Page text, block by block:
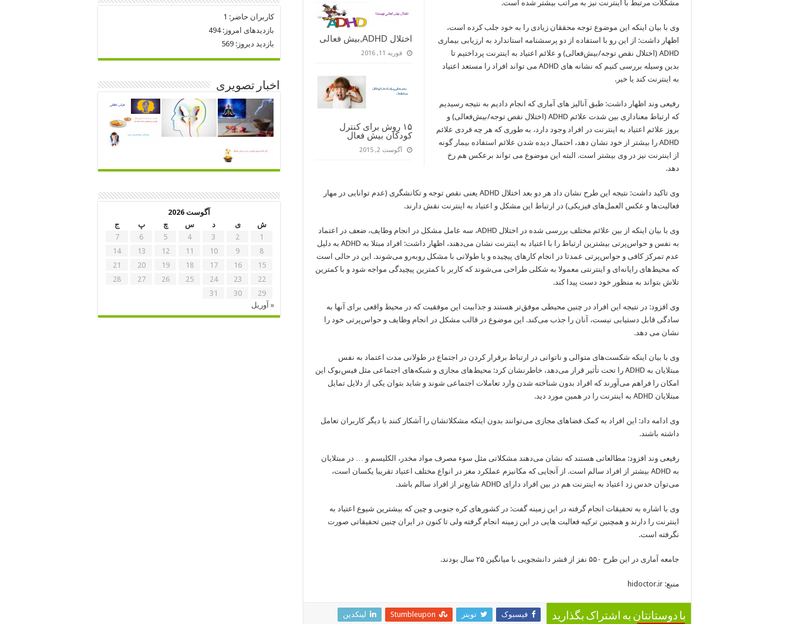
اختلال ADHD,بیش فعالی
فوریه 11, 2016
۱۵ روش برای کنترل
کودکان بیش فعال
آگوست 2, 2015
مشکلات مرتبط با اینترنت نیز به مراتب بیشتر شده است.
وی با بیان اینکه این موضوع توجه محققان زیادی را به خود جلب کرده است،
اظهار داشت: از این رو با استفاده از دو پرسشنامه استاندارد به ارزیابی بیماری
ADHD (اختلال نقص توجه/بیش‌فعالی) و علائم اعتیاد به اینترنت پرداختیم تا
بدین وسیله بررسی کنیم که نشانه های ADHD می تواند افراد را مستعد اعتیاد
به اینترنت کند یا خیر.
رفیعی وند اظهار داشت: طبق آنالیز های آماری که انجام دادیم به نتیجه رسیدیم
که ارتباط معناداری بین شدت علائم ADHD (اختلال نقص توجه/بیش‌فعالی) و
بروز علائم اعتیاد به اینترنت در افراد وجود دارد، به طوری که هر چه فردی علائم
ADHD را بیشتر از خود نشان دهد، احتمال دیده شدن علائم استفاده‌ بیمار گونه
از اینترنت نیز در وی بیشتر است. البته این موضوع می تواند برعکس هم رخ
دهد.
وی تاکید داشت: نتیجه این طرح نشان داد هر دو بعد اختلال ADHD یعنی نقص توجه و تکانشگری (عدم توانایی در مهار
فعالیت‌ها و عکس‌ العمل‌های فیزیکی) در ارتباط این مشکل و اعتیاد به اینترنت نقش دارند.
وی با بیان اینکه از بین علائم مختلف بررسی شده در اختلال ADHD، سه عامل مشکل در انجام وظایف، ضعف در اعتماد
به نفس و حواس‌پرتی بیشترین ارتباط را با اعتیاد به اینترنت نشان می‌دهند، اظهار داشت: افراد مبتلا به ADHD به دلیل
عدم تمرکز کافی و حواس‌پرتی عمدتا در انجام کارهای پیچیده و یا طولانی با مشکل روبه‌رو می‌شوند. این در حالی است
که محیط‌های رایانه‌ای و اینترنتی معمولا به شکلی طراحی می‌شوند که کاربر با کمترین پیچیدگی مواجه شود و با کمترین
تلاش بتواند به منظور خود دست پیدا کند.
وی افزود: در نتیجه این افراد در چنین محیطی موفق‌تر هستند و جذابیت این موفقیت که در محیط واقعی برای آنها به
سادگی قابل دستیابی نیست، آنان را جذب می‌کند. این موضوع در قالب مشکل در انجام وظایف و حواس‌پرتی خود را
نشان می دهد.
وی با بیان اینکه شکست‌های متوالی و ناتوانی در ارتباط برقرار کردن در اجتماع در طولانی مدت اعتماد به نفس
مبتلایان به ADHD را تحت تأثیر قرار می‌دهد، خاطرنشان کرد: محیط‌های مجازی و شبکه‌های اجتماعی مثل فیس‌بوک این
امکان را فراهم می‌آورند که افراد بدون شناخته شدن وارد تعاملات اجتماعی شوند و شاید بتوان یکی از دلایل تمایل
مبتلایان ADHD به اینترنت را در همین مورد دید.
وی ادامه داد: این افراد به کمک فضاهای مجازی می‌توانند بدون اینکه مشکلاتشان را آشکار کنند با دیگر کاربران تعامل
داشته باشند.
رفیعی وند افزود: مطالعاتی هستند که نشان می‌دهند مشکلاتی مثل سوء مصرف مواد مخدر، الکلیسم و … در مبتلایان
به ADHD بیشتر از افراد سالم است. از آنجایی که مکانیزم عملکرد مغز در انواع مختلف اعتیاد تقریبا یکسان است،
می‌توان حدس زد اعتیاد به اینترنت هم در بین افراد دارای ADHD شایع‌تر از افراد سالم باشد.
وی با اشاره به تحقیقات انجام گرفته در این زمینه گفت: در کشورهای کره جنوبی و چین که بیشترین شیوع اعتیاد به
اینترنت را دارند و همچنین ترکیه فعالیت هایی در این زمینه انجام گرفته ولی تا کنون در ایران چنین تحقیقاتی صورت
نگرفته است.
جامعه آماری در این طرح ۵۵۰ نفز از قشر دانشجویی با میانگین ۲۵ سال بودند.
منبع: hidoctor.ir
با دوستانتان به اشتراک بگذارید فیسبوک تویتر Stumbleupon
لینکدین
کاربران حاضر: 1
بازدیدهای امروز:494
بازدید دیروز: 569
اخبار تصویری
آگوست 2026
ش
ی د س چ پ
ج
1
2
3
4
5
6
7
8
9
10
11
12
13
14
15
16
17
18
19
20
21
22
23
24
25
26
27
28
29
30
31
« آوریل